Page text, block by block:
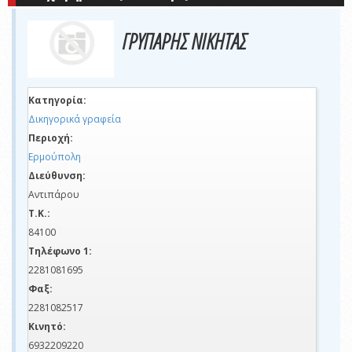
ΓΡΥΠΑΡΗΣ ΝΙΚΗΤΑΣ
Κατηγορία:
Δικηγορικά γραφεία
Περιοχή:
Ερμούπολη
Διεύθυνση:
Αντιπάρου
Τ.Κ.:
84100
Τηλέφωνο 1:
2281081695
Φαξ:
2281082517
Κινητό:
6932209220